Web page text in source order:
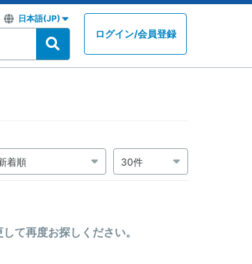
ログイン/会員登録
て再度お探しください。